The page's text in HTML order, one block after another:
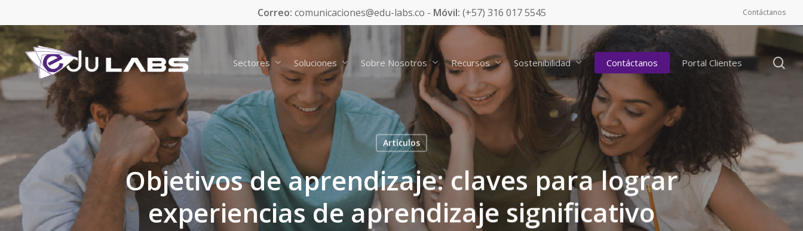
to
main
content
Correo: comunicaciones@edu-labs.co - Móvil: (+57) 316 017 5545 Contáctanos
Sectores Soluciones Sobre Nosotros Recursos Sostenibilidad Contáctanos Portal Clientes
Artículos
Objetivos de aprendizaje: claves para lograr
experiencias de aprendizaje significativo